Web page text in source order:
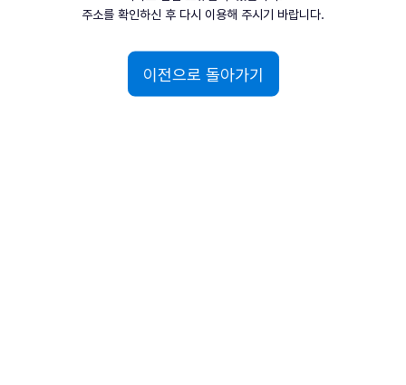
주소를 확인하신 후 다시 이용해 주시기 바랍니다.
이전으로 돌아가기